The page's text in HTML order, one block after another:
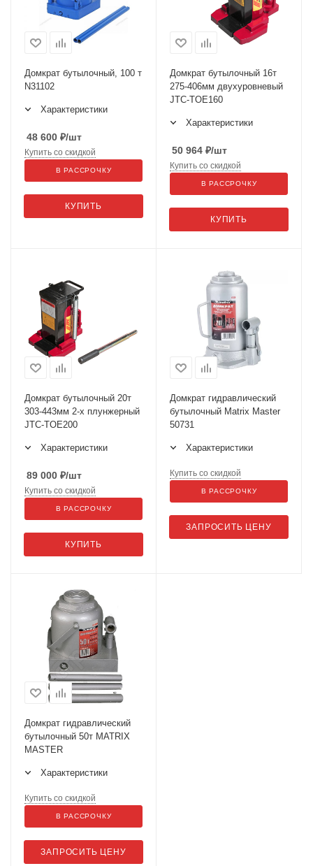
Домкрат бутылочный, 100 т
N31102
Характеристики
48 600 ₽/шт
КУПИТЬ
Купить со скидкой
В РАССРОЧКУ
Домкрат бутылочный 16т
275-406мм двухуровневый
JTC-TOE160
Характеристики
50 964 ₽/шт
КУПИТЬ
Купить со скидкой
В РАССРОЧКУ
Домкрат бутылочный 20т
303-443мм 2-х плунжерный
JTC-TOE200
Характеристики
89 000 ₽/шт
КУПИТЬ
Купить со скидкой
В РАССРОЧКУ
Домкрат гидравлический
бутылочный Matrix Master
50731
Характеристики
ЗАПРОСИТЬ ЦЕНУ
Купить со скидкой
В РАССРОЧКУ
Домкрат гидравлический
бутылочный 50т MATRIX
MASTER
Характеристики
ЗАПРОСИТЬ ЦЕНУ
Купить со скидкой
В РАССРОЧКУ